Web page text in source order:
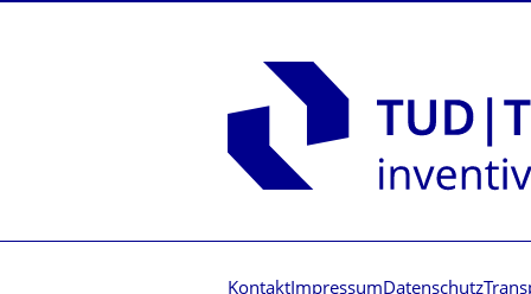
Kontakt Impressum Datenschutz